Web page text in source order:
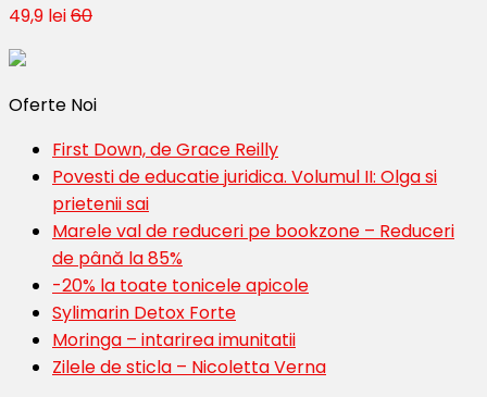
49,9 lei60
Oferte Noi
First Down, de Grace Reilly
Povesti de educatie juridica. Volumul II: Olga si
prietenii sai
Marele val de reduceri pe bookzone – Reduceri
de până la 85%
-20% la toate tonicele apicole
Sylimarin Detox Forte
Moringa – intarirea imunitatii
Zilele de sticla – Nicoletta Verna